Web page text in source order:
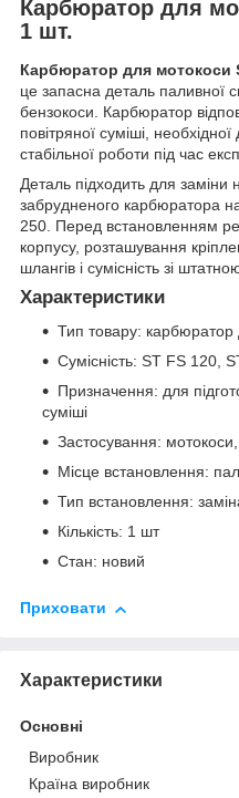
Карбюратор для
1 шт.
Карбюратор для мотокоси
це запасна деталь паливної
бензокоси. Карбюратор
повітряної суміші,
стабільної роботи під час
Деталь підходить для
забрудненого карбюратора
250. Перед встановленням
корпусу, розташування
шлангів і сумісність зі
Характеристики
Тип товару: карбюратор
Сумісність: ST FS 120,
Призначення: для
суміші
Застосування:
Місце встановлення:
Тип встановлення:
Кількість: 1 шт
Стан: новий
Приховати
Характеристики
Основні
Виробник
Країна виробник